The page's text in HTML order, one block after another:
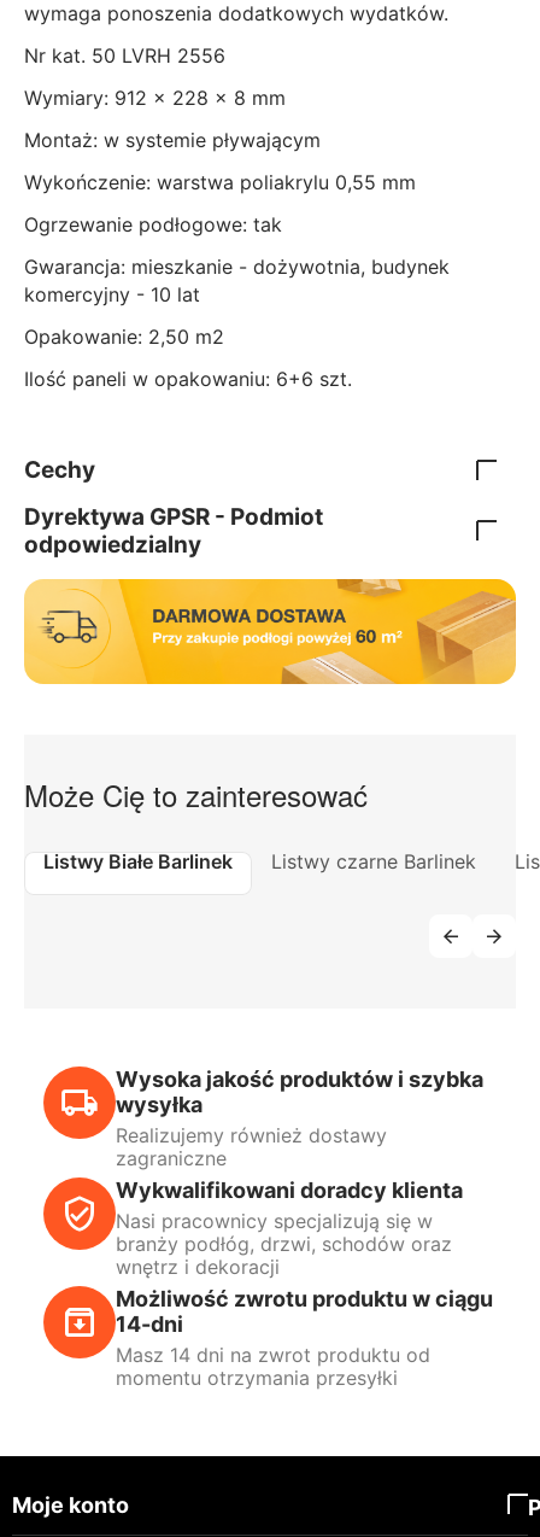
wymaga ponoszenia dodatkowych wydatków.
Nr kat. 50 LVRH 2556
Wymiary: 912 x 228 x 8 mm
Montaż: w systemie pływającym
Wykończenie: warstwa poliakrylu 0,55 mm
Ogrzewanie podłogowe: tak
Gwarancja: mieszkanie - dożywotnia, budynek
komercyjny - 10 lat
Opakowanie: 2,50 m2
Ilość paneli w opakowaniu: 6+6 szt.
Cechy
Dyrektywa GPSR - Podmiot
odpowiedzialny
Może Cię to zainteresować
Listwy Białe Barlinek Listwy czarne Barlinek
Wysoka jakość produktów i szybka
wysyłka
Realizujemy również dostawy
zagraniczne
Wykwalifikowani doradcy klienta
Nasi pracownicy specjalizują się w
branży podłóg, drzwi, schodów oraz
wnętrz i dekoracji
Możliwość zwrotu produktu w ciągu
14-dni
Masz 14 dni na zwrot produktu od
momentu otrzymania przesyłki
Moje konto